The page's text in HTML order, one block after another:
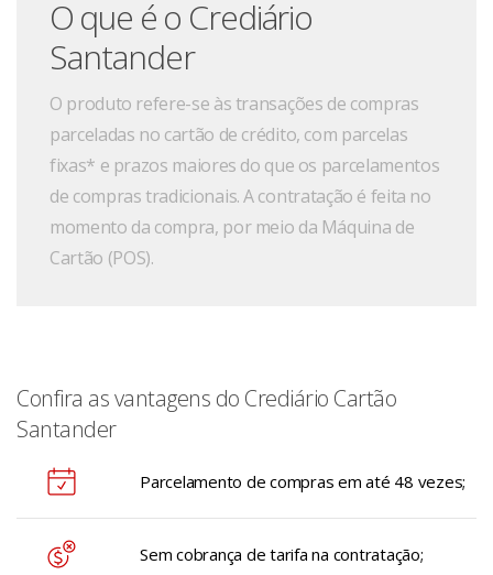
O que é o Crediário
Santander
O produto refere-se às transações de compras
parceladas no cartão de crédito, com parcelas
fixas* e prazos maiores do que os parcelamentos
de compras tradicionais. A contratação é feita no
momento da compra, por meio da Máquina de
Cartão (POS).
Confira as vantagens do Crediário Cartão
Santander
Parcelamento de compras em até 48 vezes;
Sem cobrança de tarifa na contratação;